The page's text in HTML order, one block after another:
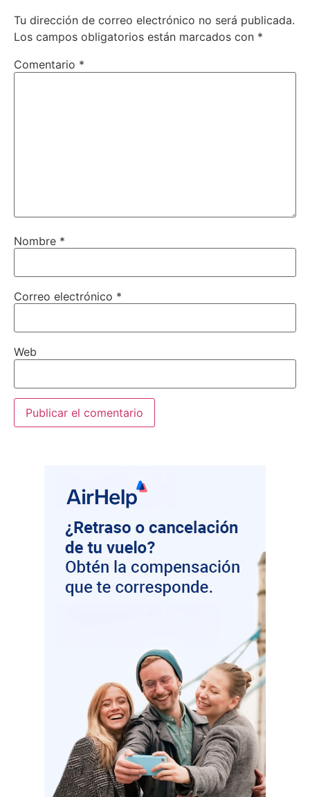
Tu dirección de correo electrónico no será publicada.
Los campos obligatorios están marcados con *
Comentario *
Nombre *
Correo electrónico *
Web